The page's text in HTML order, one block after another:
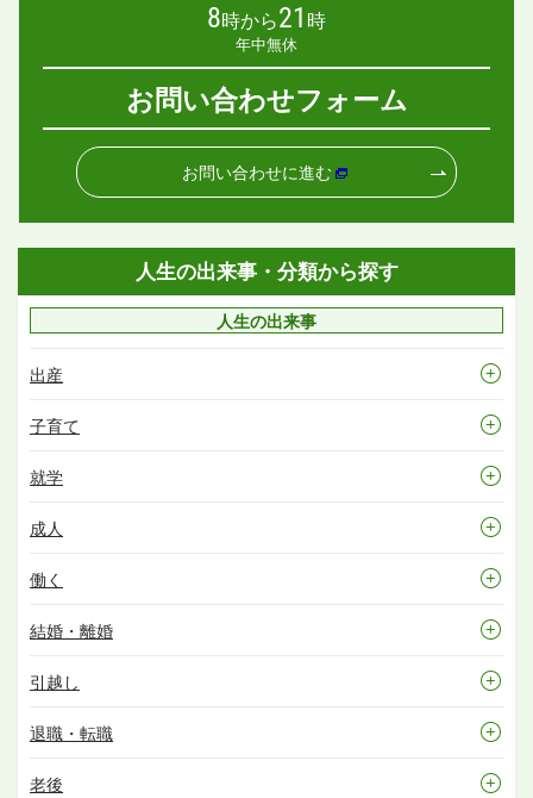
8時から21 時
年中無休
お問い合わせフォーム
お問い合わせに進む
人生の出来事・分類から探す
人生の出来事
出産
子育て
就学
成人
働く
結婚・離婚
引越し
退職・転職
老後